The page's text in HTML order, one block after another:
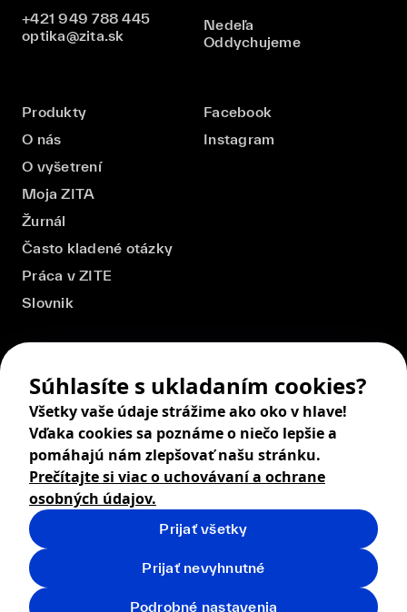
+421 949 788 445
optika@zita.sk
Nedeľa
Oddychujeme
Produkty
O nás
O vyšetrení
Moja ZITA
Žurnál
Často kladené otázky
Práca v ZITE
Slovnik
Facebook
Instagram
© 2026 ZITA, design by khn office,
Digital products by
Obchodné podmienky
Súhlasíte s ukladaním cookies?
Všetky vaše údaje strážime ako oko v hlave!
Vďaka cookies sa poznáme o niečo lepšie a
pomáhajú nám zlepšovať našu stránku.
Prečítajte si viac o uchovávaní a ochrane
osobných údajov.
Prijať všetky
Prijať nevyhnutné
Podrobné nastavenia